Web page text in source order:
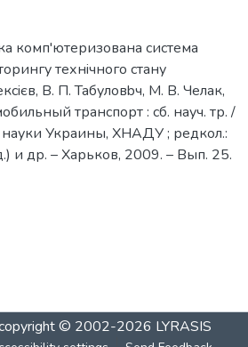
комп'ютеризована система
технiчного стану
В. П. Табуловbч, М. В. Челак,
транспорт : сб. науч. тр. /
Украины, ХНАДУ ; редкол.:
и др. – Харьков, 2009. – Вып. 25.
© 2002-2026 LYRASIS